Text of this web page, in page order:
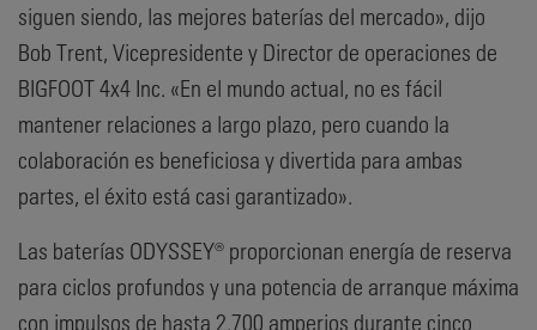
siguen siendo, las mejores baterías del mercado», dijo
Bob Trent, Vicepresidente y Director de operaciones de
BIGFOOT 4x4 Inc. «En el mundo actual, no es fácil
mantener relaciones a largo plazo, pero cuando la
colaboración es beneficiosa y divertida para ambas
partes, el éxito está casi garantizado».
Las baterías ODYSSEY® proporcionan energía de reserva
para ciclos profundos y una potencia de arranque máxima
con impulsos de hasta 2.700 amperios durante cinco